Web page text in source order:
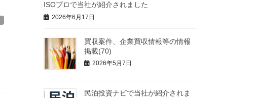
ISOプロで当社が紹介されました
2026年6月17日
買収案件、企業買収情報等の情報
掲載(70)
2026年5月7日
民泊投資ナビで当社が紹介されま